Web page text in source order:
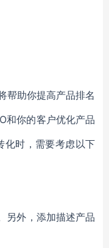
帮助你提高产品排名
和你的客户优化产品
时，需要考虑以下
另外，添加描述产品